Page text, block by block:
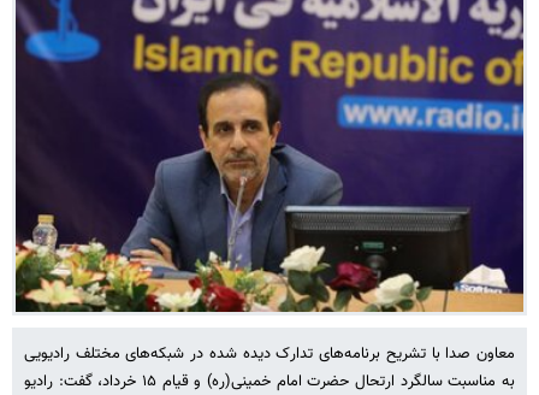
معاون صدا با تشریح برنامه‌های تدارک دیده شده در شبکه‌های مختلف رادیویی
به مناسبت سالگرد ارتحال حضرت امام خمینی(ره) و قیام ۱۵ خرداد، گفت: رادیو